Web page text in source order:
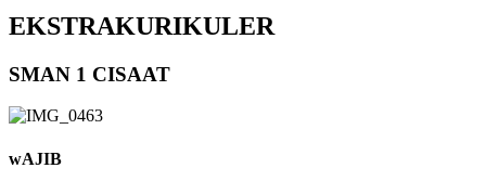
EKSTRAKURIKULER
SMAN 1 CISAAT
wAJIB